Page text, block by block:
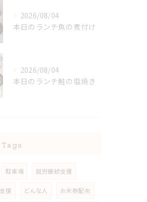
2026/08/04
本日のランチ魚の煮付け
2026/08/04
本日のランチ鮭の塩焼き
Tags
駐車場 就労継続支援
援 どんな人 お米券配布